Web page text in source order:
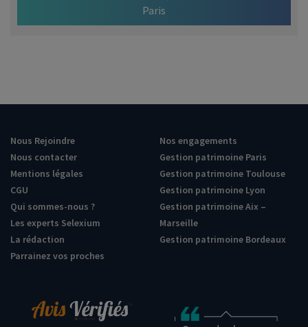
Paris
Nous Rejoindre
Nous contacter
Mentions légales
CGU
Qui sommes-nous ?
Les experts Selexium
La rédaction
Parrainez vos proches
Nos engagements
Gestion patrimoine Paris
Gestion patrimoine Toulouse
Gestion patrimoine Lyon
Gestion patrimoine Aix –
Marseille
Gestion patrimoine Bordeaux